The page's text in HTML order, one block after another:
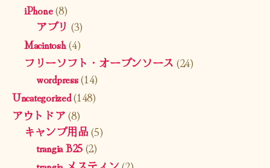
iPhone(8)
アプリ (3)
Macintosh(4)
フリーソフト・オープンソース (24)
wordpress(14)
Uncategorized(148)
アウトドア(8)
キャンプ用品(5)
trangia B25(2)